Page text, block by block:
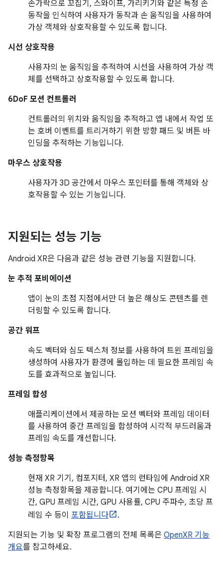
손가락으로 꼬집기, 스와이프, 가리키기와 같은 특정 손
동작을 인식하여 사용자가 동작과 손 움직임을 사용하여
가상 객체와 상호작용할 수 있도록 합니다.
시선 상호작용
사용자의 눈 움직임을 추적하여 시선을 사용하여 가상 객
체를 선택하고 상호작용할 수 있도록 합니다.
6DoF 모션 컨트롤러
컨트롤러의 위치와 움직임을 추적하고 앱 내에서 작업 또
는 호버 이벤트를 트리거하기 위한 방향 패드 및 버튼 바
인딩을 추적하는 기능입니다.
마우스 상호작용
사용자가 3D 공간에서 마우스 포인터를 통해 객체와 상
호작용할 수 있는 기능입니다.
지원되는 성능 기능
Android XR은 다음과 같은 성능 관련 기능을 지원합니다.
눈 추적 포비에이션
앱이 눈의 초점 지점에서만 더 높은 해상도 콘텐츠를 렌
더링할 수 있도록 합니다.
공간 워프
속도 벡터와 심도 텍스처 정보를 사용하여 트윈 프레임을
생성하여 사용자가 환경에 몰입하는 데 필요한 프레임 속
도를 효과적으로 높입니다.
프레임 합성
애플리케이션에서 제공하는 모션 벡터와 프레임 데이터
를 사용하여 중간 프레임을 합성하여 시각적 부드러움과
프레임 속도를 개선합니다.
성능 측정항목
현재 XR 기기, 컴포지터, XR 앱의 런타임에 Android XR
성능 측정항목을 제공합니다. 여기에는 CPU 프레임 시
간, GPU 프레임 시간, GPU 사용률, CPU 주파수, 초당 프
레임 수 등이 포함됩니다
.
지원되는 기능 및 확장 프로그램의 전체 목록은 OpenXR 기능
개요를 참고하세요.